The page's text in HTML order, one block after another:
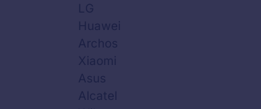
LG
Huawei
Archos
Xiaomi
Asus
Alcatel